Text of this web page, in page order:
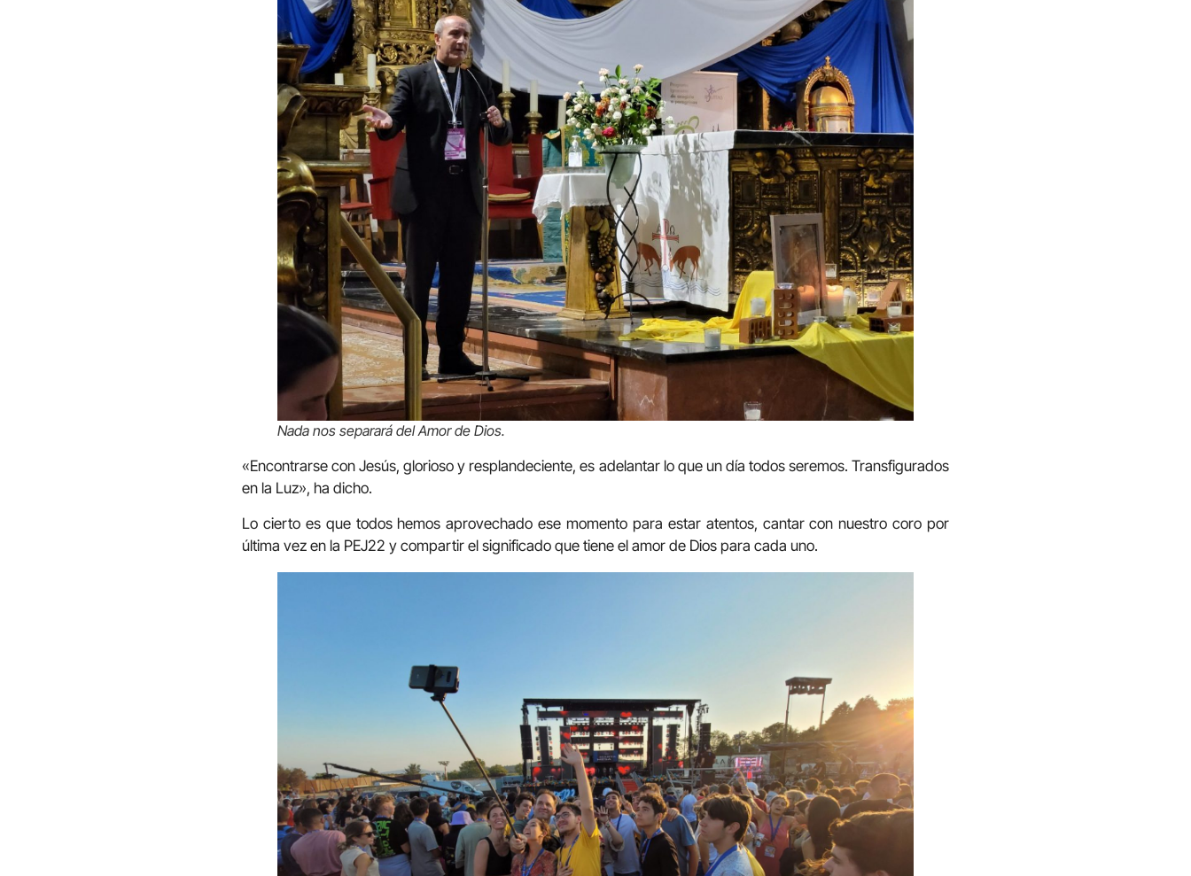
Nada nos separará del Amor de Dios.
«Encontrarse con Jesús, glorioso y resplandeciente, es adelantar lo que un día todos seremos. Transfigurados
en la Luz», ha dicho.
Lo cierto es que todos hemos aprovechado ese momento para estar atentos, cantar con nuestro coro por
última vez en la PEJ22 y compartir el significado que tiene el amor de Dios para cada uno.